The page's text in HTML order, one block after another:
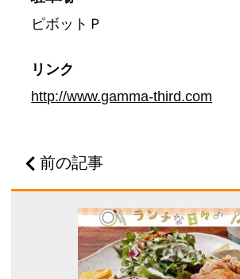
ピボットＰ
リンク
http://www.gamma-third.com
前の記事